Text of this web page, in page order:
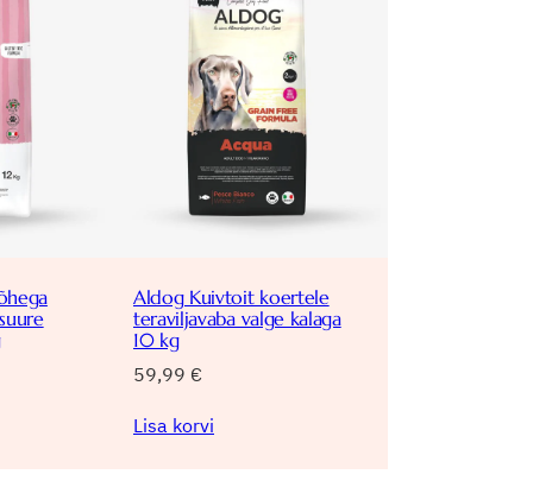
Aldog Kuivtoit koertele
teraviljavaba valge kalaga
10 kg
59,99 €
Lisa korvi